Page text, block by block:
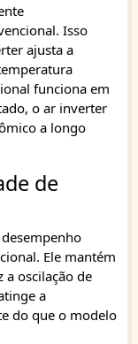
Isso
ajusta a
funciona em
o ar inverter
a longo
de
Ele mantém
a oscilação de
a
do que o modelo